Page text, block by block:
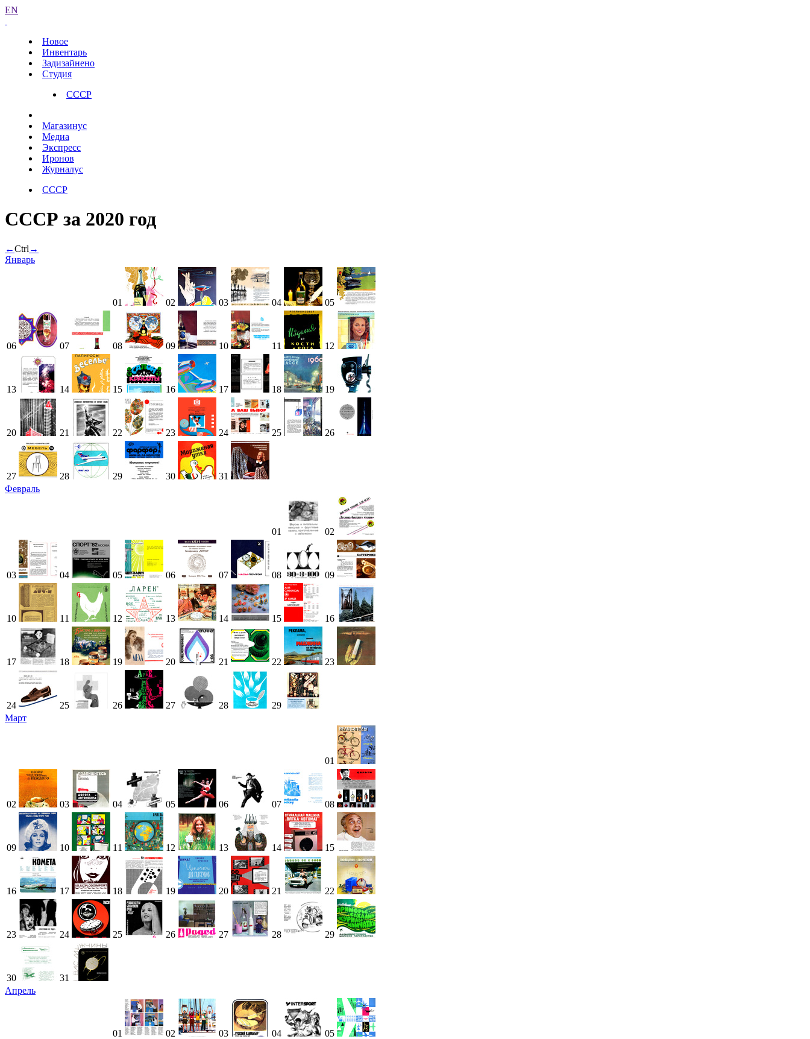
EN
Новое
Инвентарь
Задизайнено
Студия
СССР
Магазинус
Медиа
Экспресс
Иронов
Журналус
СССР
СССР за 2020 год
←Ctrl →
Январь
01 02 03 04 05
06 07 08 09 10 11 12
13 14 15 16 17 18 19
20 21 22 23 24 25 26
27 28 29 30
31
Февраль
01 02
03 04 05 06 07 08 09
10 11 12 13 14 15 16
17 18 19 20 21 22 23
24 25 26 27 28
29
Март
01
02 03 04 05 06 07 08
09 10 11 12 13 14 15
16 17 18 19 20 21 22
23 24 25 26 27 28 29
30
31
Апрель
01 02 03 04 05